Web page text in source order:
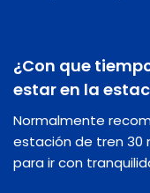
¿Con que
estar en la
Normalmente
estación de tren 30
para ir con